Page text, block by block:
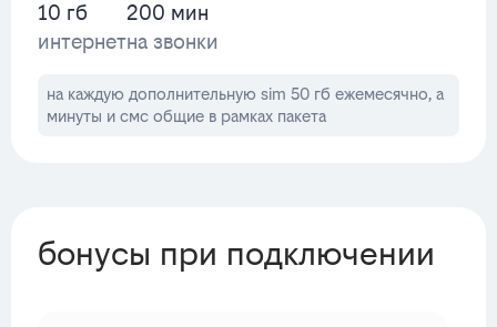
10 гб
интернет
200 мин
на звонки
на каждую дополнительную sim 50 гб ежемесячно, а
минуты и смс общие в рамках пакета
бонусы при подключении